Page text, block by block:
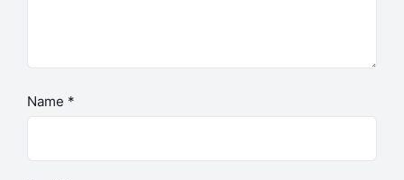
Name *